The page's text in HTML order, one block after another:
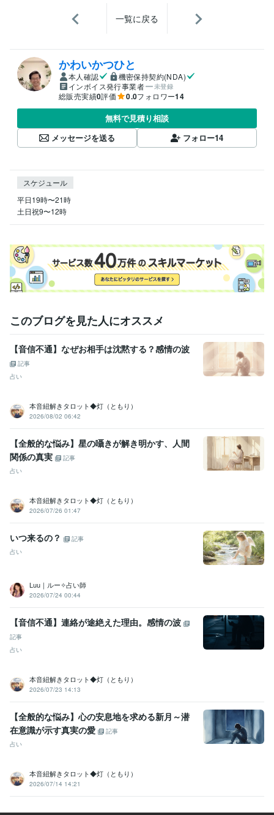
一覧に戻る
かわいかつひと
本人確認
機密保持契約(NDA)
インボイス発行事業者
未登録
総販売実績0評価 0.0フォロワー14
無料で見積り相談
メッセージを送る
フォロー14
スケジュール
平日19時〜21時
土日祝9〜12時
このブログを見た人にオススメ
【音信不通】なぜお相手は沈黙する？感情の波
記事
占い
本音紐解きタロット◆灯（ともり）
2026/08/02 06:42
【全般的な悩み】星の囁きが解き明かす、人間
関係の真実
記事
占い
本音紐解きタロット◆灯（ともり）
2026/07/26 01:47
いつ来るの？
記事
占い
Luu｜ルー✧占い師
2026/07/24 00:44
【音信不通】連絡が途絶えた理由。感情の波
記事
占い
本音紐解きタロット◆灯（ともり）
2026/07/23 14:13
【全般的な悩み】心の安息地を求める新月～潜
在意識が示す真実の愛
記事
占い
本音紐解きタロット◆灯（ともり）
2026/07/14 14:21